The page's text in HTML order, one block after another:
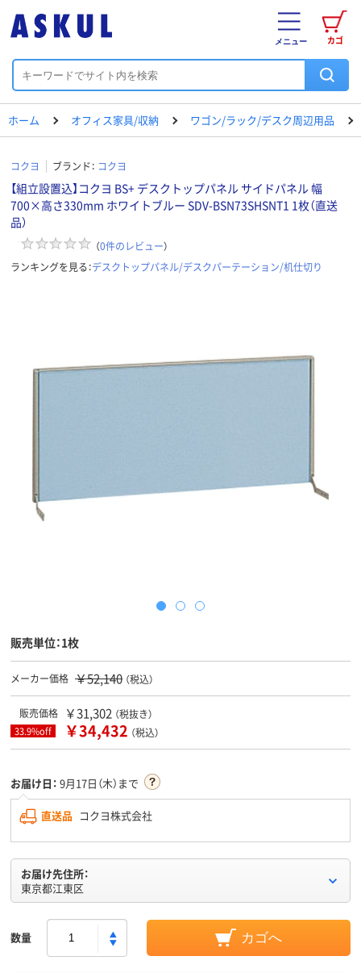
カゴ
メニュー
ホーム オフィス家具/収納 ワゴン/ラック/デスク周辺用品
コクヨ ブランド： コクヨ
【組立設置込】コクヨ BS+ デスクトップパネル サイドパネル 幅
700×高さ330mm ホワイトブルー SDV-BSN73SHSNT1 1枚（直送
品）
（0件のレビュー）
ランキングを見る：デスクトップパネル/デスクパーテーション/机仕切り
販売単位：1枚
メーカー価格 ￥52,140 （税込）
販売価格 ￥31,302 （税抜き）
33.9%off ￥34,432 （税込）
お届け日： 9月17日（木）まで
直送品 コクヨ株式会社
お届け先住所：
東京都江東区
数量 カゴへ